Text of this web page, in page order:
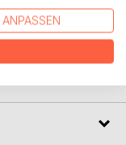
Barfrau Stella,
erhält er
...
ANPASSEN